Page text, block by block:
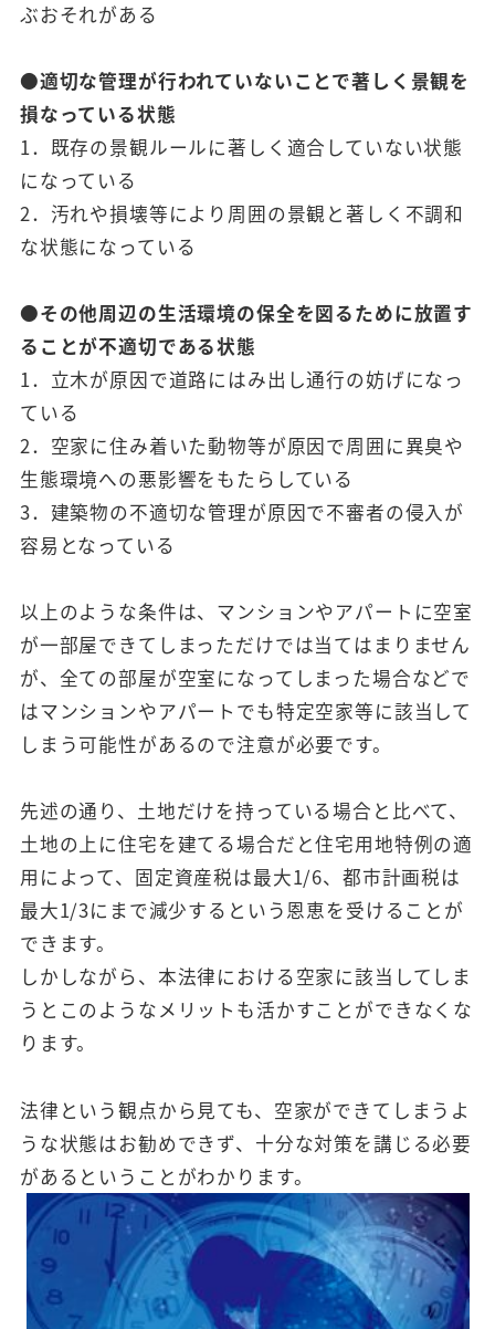
ぶおそれがある
●適切な管理が行われていないことで著しく景観を
損なっている状態
1．既存の景観ルールに著しく適合していない状態
になっている
2．汚れや損壊等により周囲の景観と著しく不調和
な状態になっている
●その他周辺の生活環境の保全を図るために放置す
ることが不適切である状態
1．立木が原因で道路にはみ出し通行の妨げになっ
ている
2．空家に住み着いた動物等が原因で周囲に異臭や
生態環境への悪影響をもたらしている
3．建築物の不適切な管理が原因で不審者の侵入が
容易となっている
以上のような条件は、マンションやアパートに空室
が一部屋できてしまっただけでは当てはまりません
が、全ての部屋が空室になってしまった場合などで
はマンションやアパートでも特定空家等に該当して
しまう可能性があるので注意が必要です。
先述の通り、土地だけを持っている場合と比べて、
土地の上に住宅を建てる場合だと住宅用地特例の適
用によって、固定資産税は最大1/6、都市計画税は
最大1/3にまで減少するという恩恵を受けることが
できます。
しかしながら、本法律における空家に該当してしま
うとこのようなメリットも活かすことができなくな
ります。
法律という観点から見ても、空家ができてしまうよ
うな状態はお勧めできず、十分な対策を講じる必要
があるということがわかります。